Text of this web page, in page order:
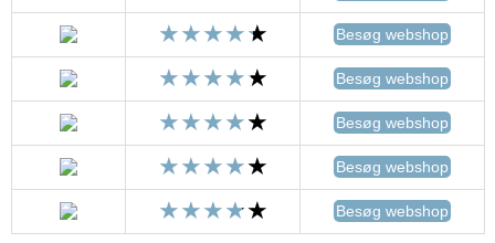
Besøg webshop
Besøg webshop
Besøg webshop
Besøg webshop
Besøg webshop